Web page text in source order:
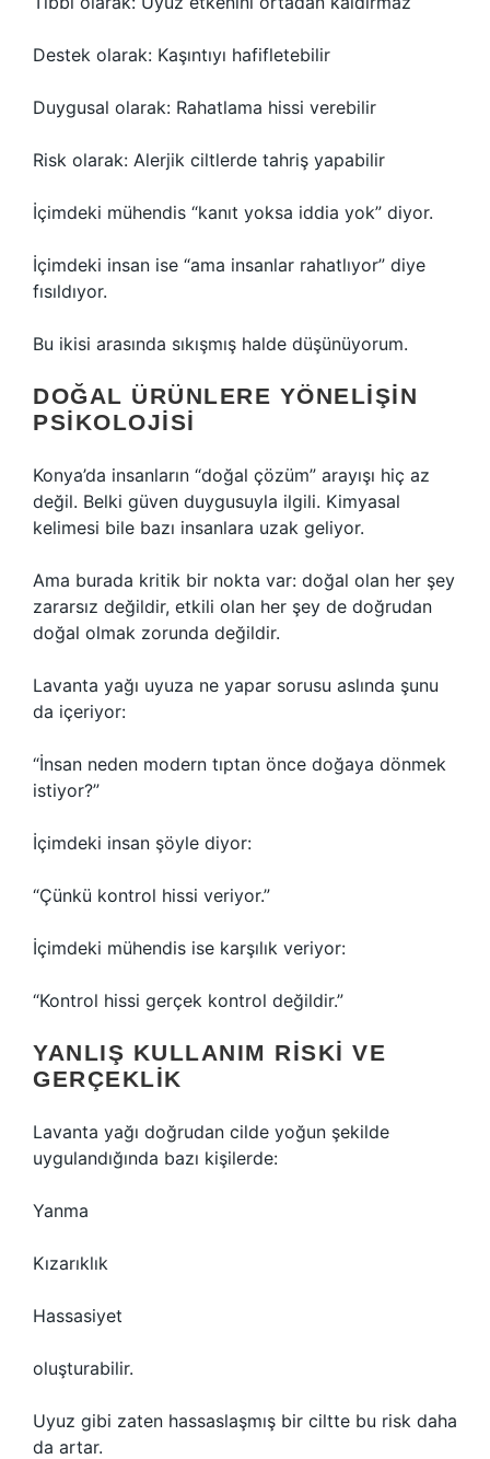
Destek olarak: Kaşıntıyı hafifletebilir
Duygusal olarak: Rahatlama hissi verebilir
Risk olarak: Alerjik ciltlerde tahriş yapabilir
İçimdeki mühendis “kanıt yoksa iddia yok” diyor.
İçimdeki insan ise “ama insanlar rahatlıyor” diye
fısıldıyor.
Bu ikisi arasında sıkışmış halde düşünüyorum.
DOĞAL ÜRÜNLERE YÖNELIŞIN
PSIKOLOJISI
Konya’da insanların “doğal çözüm” arayışı hiç az
değil. Belki güven duygusuyla ilgili. Kimyasal
kelimesi bile bazı insanlara uzak geliyor.
Ama burada kritik bir nokta var: doğal olan her şey
zararsız değildir, etkili olan her şey de doğrudan
doğal olmak zorunda değildir.
Lavanta yağı uyuza ne yapar sorusu aslında şunu
da içeriyor:
“İnsan neden modern tıptan önce doğaya dönmek
istiyor?”
İçimdeki insan şöyle diyor:
“Çünkü kontrol hissi veriyor.”
İçimdeki mühendis ise karşılık veriyor:
“Kontrol hissi gerçek kontrol değildir.”
YANLIŞ KULLANIM RISKI VE
GERÇEKLIK
Lavanta yağı doğrudan cilde yoğun şekilde
uygulandığında bazı kişilerde:
Yanma
Kızarıklık
Hassasiyet
oluşturabilir.
Uyuz gibi zaten hassaslaşmış bir ciltte bu risk daha
da artar.